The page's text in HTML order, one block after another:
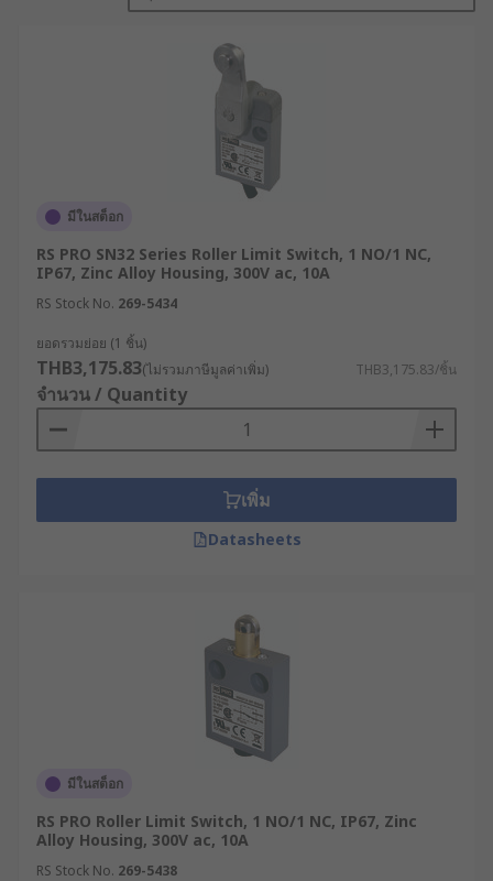
เลือกใช้อุปกรณ์ที่ทนทานและได้มาตรฐานจะช่วยยืด
อายุการทำงานของระบบ และเพิ่มประสิทธิภาพในสาย
ในระบบควบคุมอัตโนมัติและเครื่องจักรกล
อุตสาหกรรม การกำหนดตำแหน่งและระยะการ
เคลื่อนที่ของชิ้นส่วนอย่างแม่นยำคือสิ่งจำเป็นอย่างยิ่ง
การเลือกใช้อุปกรณ์ที่ออกแบบมาเพื่อการตรวจจับ
ตำแหน่ง (Position detection) โดยเฉพาะ จะช่วยให้
เครื่องจักรสามารถเริ่มต้น หยุด หรือปรับเปลี่ยนสถานะ
การทำงานได้อย่างปลอดภัยและมีเสถียรภาพ ลิมิต
สวิตช์จึงถูกนำมาใช้เป็นโซลูชันหลักเพื่อกำหนด
ขอบเขตการทำงาน ซึ่งการเลือกใช้อุปกรณ์ที่ทนทาน
และได้มาตรฐานจะช่วยยืดอายุการทำงานของระบบ
และเพิ่มประสิทธิภาพในสายการผลิตได้อย่างสมบูรณ์
แบบ
ลิมิตสวิทช์คืออะไร ?
ลิมิตสวิทช์ (Limit Switch) สวิตช์จำกัดระยะหรือ Limit
วัตถุที่กำลังเคลื่อนที่ โดยอาศัยการสัมผัสทางกายภาพ
(Physical Contact) ซึ่งเป็นหนึ่งในอุปกรณ์สำคัญ
ประจำโรงงานอุตสาหกรรม ช่วยเพิ่มความปลอดภัย
ขณะปฏิบัติงานได้เป็นอย่างดี ซึ่งประกอบไปด้วยตัว
กระตุ้น (Actuator) ที่เชื่อมโยงทางกลไกกับชุดหน้า
สัมผัสของอุปกรณ์ เมื่อมีวัตถุมาสัมผัสกับตัวกระตุ้น
อุปกรณ์จะทำงานและเปิดหรือปิดวงจรไฟฟ้าตามที่ตั้ง
ค่าเอาไว้ทันที
โดยทั่วไป โครงสร้างของสวิตช์จำกัดระยะหรือลิมิต
มีในสต็อก
RS PRO SN32 Series Roller Limit Switch, 1 NO/1 NC,
IP67, Zinc Alloy Housing, 300V ac, 10A
RS Stock No. 269-5434
ยอดรวมย่อย (1 ชิ้น)
THB3,175.83(ไม่รวมภาษีมูลค่าเพิ่ม) THB3,175.83/ชิ้น
จำนวน / Quantity
เพิ่ม
Datasheets
มีในสต็อก
RS PRO Roller Limit Switch, 1 NO/1 NC, IP67, Zinc
Alloy Housing, 300V ac, 10A
RS Stock No. 269-5438